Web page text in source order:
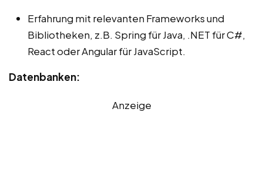
Erfahrung mit relevanten Frameworks und
Bibliotheken, z.B. Spring für Java, .NET für C#,
React oder Angular für JavaScript.
Datenbanken:
Anzeige